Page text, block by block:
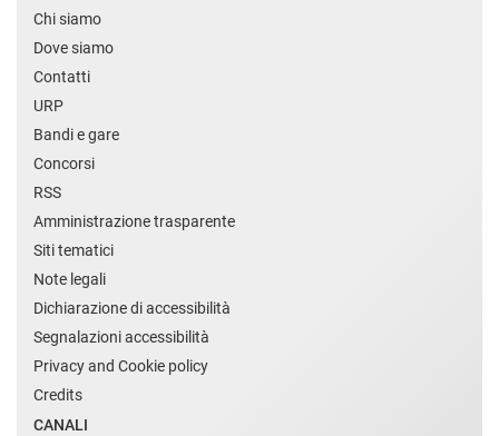
Chi siamo
Dove siamo
Contatti
URP
Bandi e gare
Concorsi
RSS
Amministrazione trasparente
Siti tematici
Note legali
Dichiarazione di accessibilità
Segnalazioni accessibilità
Privacy and Cookie policy
Credits
CANALI